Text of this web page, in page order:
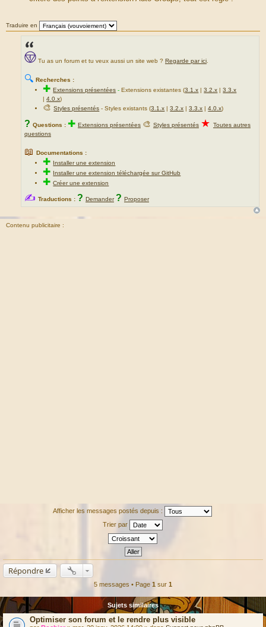
Traduire en
Tu as un forum et tu veux aussi un site web ? Regarde par ici.
🔍 Recherches :
✚Extensions présentées -Extensions existantes (3.1.x |3.2.x |3.3.x
|4.0.x)
🎨Styles présentés - Styles existants (3.1.x |3.2.x |3.3.x |4.0.x)
? Questions : ✚ Extensions présentées 🎨 Styles présentés ★ Toutes autres
questions
📖 Documentations :
✚ Installer une extension
✚ Installer une extension téléchargée sur GitHub
✚Créer une extension
✍ Traductions : ? Demander ? Proposer
Contenu publicitaire :
Afficher les messages postés depuis :
Trier par
Répondre
5 messages • Page 1 sur 1
Sujets similaires
Optimiser son forum et le rendre plus visible